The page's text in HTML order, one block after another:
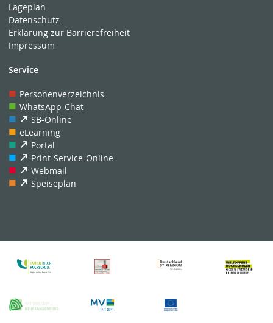
Lageplan
Datenschutz
Erklärung zur Barrierefreiheit
Impressum
Service
Personenverzeichnis
WhatsApp-Chat
SB-Online
eLearning
Portal
Print-Service-Online
Webmail
Speiseplan